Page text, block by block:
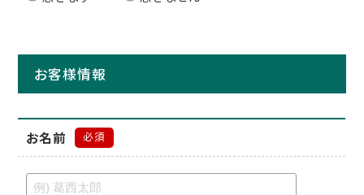
お客様情報
お名前 必須